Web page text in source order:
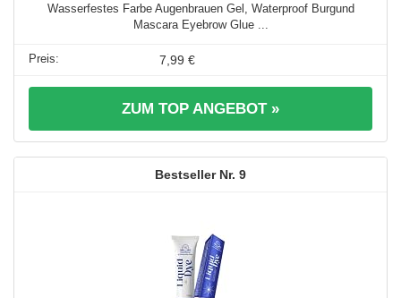
Wasserfestes Farbe Augenbrauen Gel, Waterproof Burgund
Mascara Eyebrow Glue ...
7,99 €
ZUM TOP ANGEBOT »
9